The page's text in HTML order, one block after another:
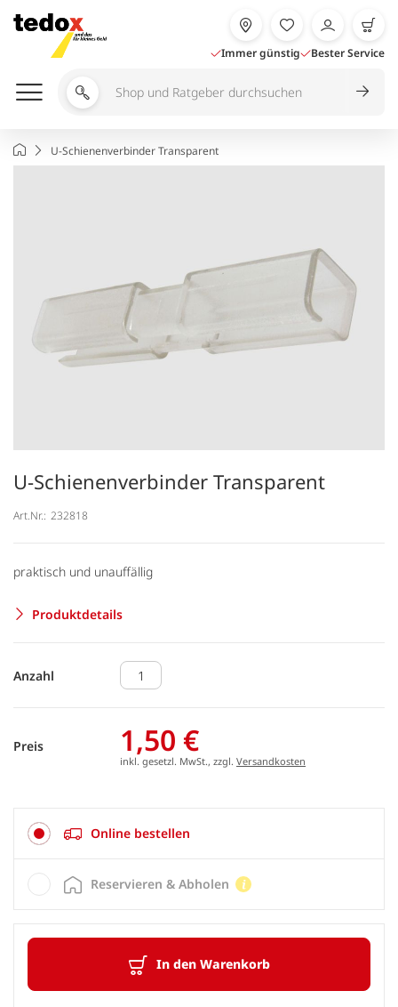
Inhalt
springen
Immer günstig Bester Service
Shop
durchsuchen
StartseiteU-Schienenverbinder Transparent
U-Schienenverbinder Transparent
Art.Nr.: 232818
praktisch und unauffällig
Produktdetails
Anzahl
Preis 1,50 €
inkl. gesetzl. MwSt., zzgl. Versandkosten
Online bestellen
In den Warenkorb
Reservieren & Abholen